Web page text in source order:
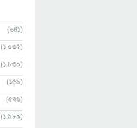
(641)
(1,035)
(1,830)
(159)
(526)
(1,989)